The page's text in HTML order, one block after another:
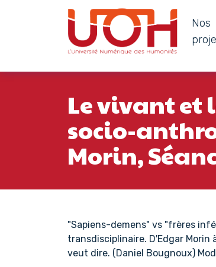
Navigation principale
Nos
Le vivant et
socio-
Morin,
"Sapiens-demens" vs "frères
transdisciplinaire. D'Edgar Morin
veut dire. (Daniel Bougnoux)